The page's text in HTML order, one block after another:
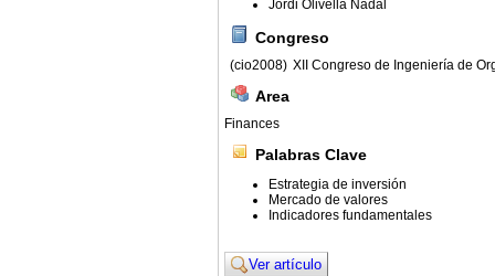
Jordi Olivella Nadal
Congreso
(cio2008) XII Congreso de Ingeniería de
Area
Finances
Palabras Clave
Estrategia de inversión
Mercado de valores
Indicadores fundamentales
Ver artículo